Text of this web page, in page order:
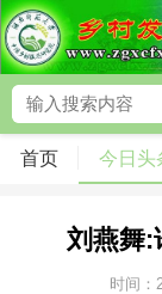
首页 今日头
刘燕舞:
时间：